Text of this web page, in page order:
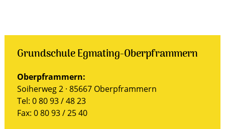
Grundschule Egmating-Oberpframmern
Oberpframmern:
Soiherweg 2 · 85667 Oberpframmern
Tel: 0 80 93 / 48 23
Fax: 0 80 93 / 25 40